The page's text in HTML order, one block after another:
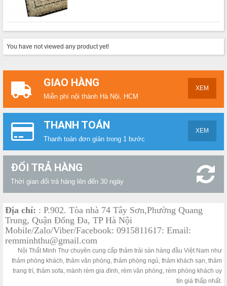
You have not viewed any product yet!
GIAO HÀNG
Miễn phí nội thành Hà Nội, HCM
XEM
THANH TOÁN
Thanh toán đơn giản trong 1 bước
XEM
ĐỔI TRẢ HÀNG
Thời gian đổi trả hàng lên đến 30 ngày
Địa chỉ: : P.902. Tòa nhà 74 Tây Sơn,Phường Quang
Trung, Quận Đống Đa, TP Hà Nội
Mobile/Zalo/Viber/Facebook: 0915811617: Email:
remminhthu@gmail.com
Nội Thất Minh Thư chuyên cung cấp thảm trải sàn hàng đầu Việt Nam như
thảm phòng khách, thảm văn phòng, thảm phòng ngủ, thảm khách sạn, thảm
trang trí, thảm sofa, mành rèm gia đình, rèm văn phòng, rèm phòng khách uy
tín giá thấp nhất.